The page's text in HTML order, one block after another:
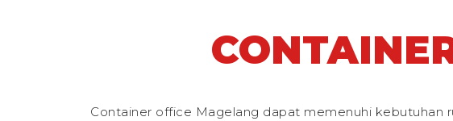
Container office Magelang dapat memenuhi kebutuhan